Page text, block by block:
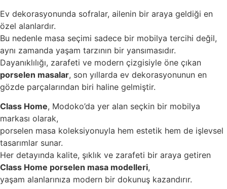
Ev dekorasyonunda sofralar, ailenin bir araya geldiği en
özel alanlardır.
Bu nedenle masa seçimi sadece bir mobilya tercihi değil,
aynı zamanda yaşam tarzının bir yansımasıdır.
Dayanıklılığı, zarafeti ve modern çizgisiyle öne çıkan
porselen masalar, son yıllarda ev dekorasyonunun en
gözde parçalarından biri haline gelmiştir.
Class Home, Modoko’da yer alan seçkin bir mobilya
markası olarak,
porselen masa koleksiyonuyla hem estetik hem de işlevsel
tasarımlar sunar.
Her detayında kalite, şıklık ve zarafeti bir araya getiren
Class Home porselen masa modelleri,
yaşam alanlarınıza modern bir dokunuş kazandırır.